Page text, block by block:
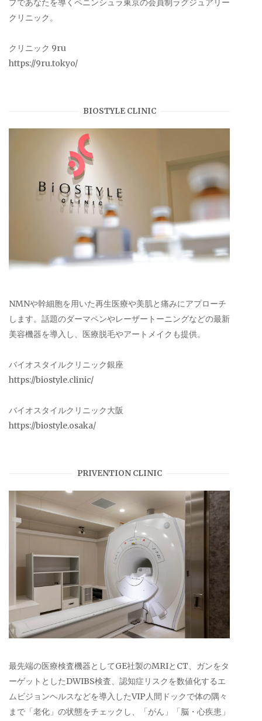
プであなたを導くペニンシュラ東京の会員制ラグジュアリー
クリニック。
クリニック 9ru
https://9ru.tokyo/
BIOSTYLE CLINIC
NMNや幹細胞を用いた再生医療や美肌と痛みにアプローチ
します。話題のダーマペンやレーザートーニングなどの最新
美容機器を導入し、医療脱毛やアートメイクも提供。
バイオスタイルクリニック銀座
https://biostyle.clinic/
バイオスタイルクリニック大阪
https://biostyle.osaka/
PRIVENTION CLINIC
最先端の医療検査機器としてGE社製のMRIとCT、ガンをタ
ーゲットとしたDWIBS検査、認知症リスクを数値化するエ
ムビジョンヘルスなどを導入したVIP人間ドックで体の隅々
まで「老化」の状態をチェックし、「がん」「脳・心疾患」